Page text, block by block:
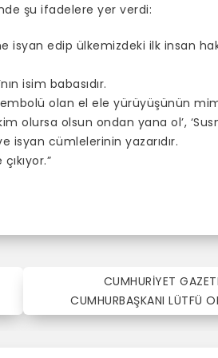
şu ifadelere yer verdi:
isyan edip ülkemizdeki ilk insan
isim babasıdır.
olan el ele yürüyüşünün
olursa olsun ondan yana ol’,
isyan cümlelerinin yazarıdır.
CUMHURİYET
CUMHURBAŞKANI LÜTFÜ